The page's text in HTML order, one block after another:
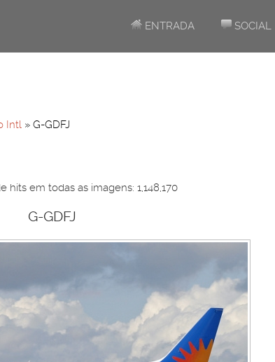
ENTRADA SOCIAL
Intl » G-GDFJ
hits em todas as imagens: 1,148,170
G-GDFJ